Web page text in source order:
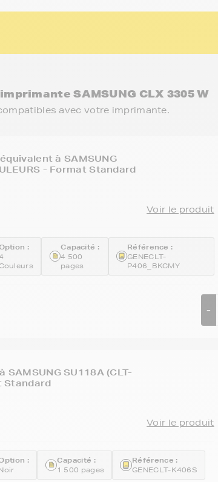
SAMSUNG CLX 3305 W
avec votre imprimante.
à SAMSUNG
- Format Standard
Voir le produit
: Capacité :
4 500
pages
Référence :
GENECLT-
P406_BKCMY
-
SU118A (CLT-
Standard
Voir le produit
: Capacité :
1 500 pages
Référence :
GENECLT-K406S